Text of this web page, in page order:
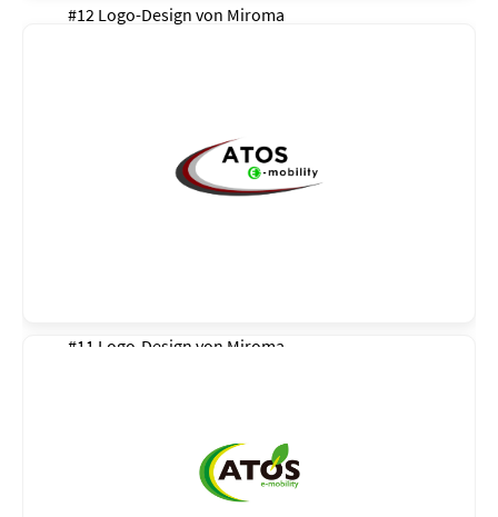
#12 Logo-Design von Miroma
#11 Logo-Design von Miroma